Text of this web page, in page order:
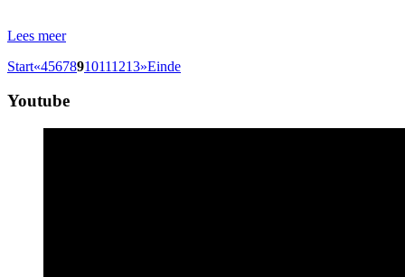
Lees meer
Start«45678910111213»Einde
Youtube